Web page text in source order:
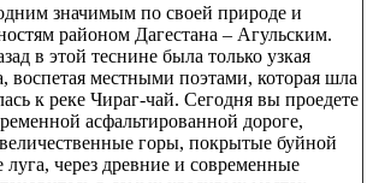
значимым по своей природе и
районом Дагестана – Агульским.
в этой теснине была только узкая
воспетая местными поэтами, которая шла
к реке Чираг-чай. Сегодня вы проедете
асфальтированной дороге,
горы, покрытые буйной
через древние и современные